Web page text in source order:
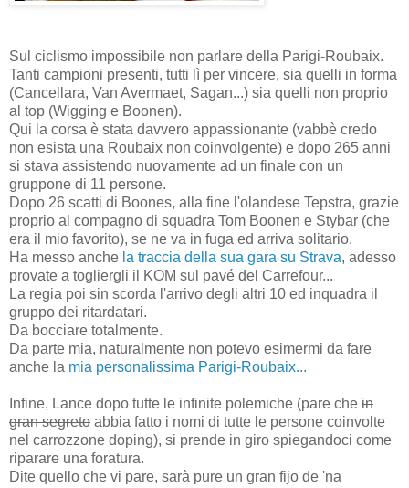
Sul ciclismo impossibile non parlare della Parigi-Roubaix.
Tanti campioni presenti, tutti lì per vincere, sia quelli in forma
(Cancellara, Van Avermaet, Sagan...) sia quelli non proprio
al top (Wigging e Boonen).
Qui la corsa è stata davvero appassionante (vabbè credo
non esista una Roubaix non coinvolgente) e dopo 265 anni
si stava assistendo nuovamente ad un finale con un
gruppone di 11 persone.
Dopo 26 scatti di Boones, alla fine l'olandese Tepstra, grazie
proprio al compagno di squadra Tom Boonen e Stybar (che
era il mio favorito), se ne va in fuga ed arriva solitario.
Ha messo anche la traccia della sua gara su Strava, adesso
provate a togliergli il KOM sul pavé del Carrefour...
La regia poi sin scorda l'arrivo degli altri 10 ed inquadra il
gruppo dei ritardatari.
Da bocciare totalmente.
Da parte mia, naturalmente non potevo esimermi da fare
anche la mia personalissima Parigi-Roubaix...
Infine, Lance dopo tutte le infinite polemiche (pare che in
gran segreto abbia fatto i nomi di tutte le persone coinvolte
nel carrozzone doping), si prende in giro spiegandoci come
riparare una foratura.
Dite quello che vi pare, sarà pure un gran fijo de 'na